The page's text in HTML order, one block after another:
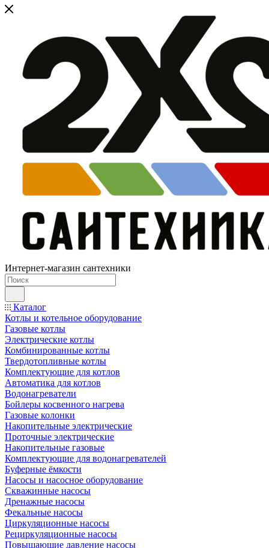
Интернет-магазин сантехники
Каталог
Котлы и котельное оборудование
Газовые котлы
Электрические котлы
Комбинированные котлы
Твердотопливные котлы
Комплектующие для котлов
Автоматика для котлов
Водонагреватели
Бойлеры косвенного нагрева
Газовые колонки
Накопительные электрические
Проточные электрические
Накопительные газовые
Комплектующие для водонагревателей
Буферные ёмкости
Насосы и насосное оборудование
Скважинные насосы
Дренажные насосы
Фекальные насосы
Циркуляционные насосы
Рециркуляционные насосы
Повышающие давление насосы